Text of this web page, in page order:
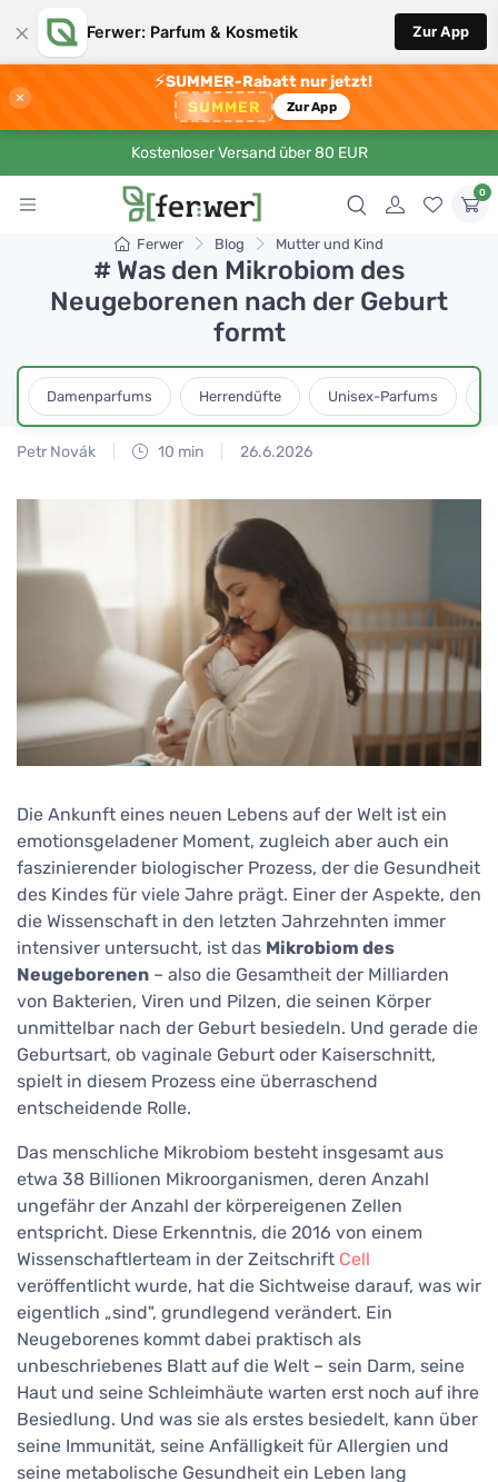
× Ferwer: Parfum & Kosmetik Zur App
×
⚡SUMMER-Rabatt nur jetzt!
SUMMER Zur App
Kostenloser Versand über 80 EUR
0
Ferwer Blog Mutter und Kind
# Was den Mikrobiom des
Neugeborenen nach der Geburt
formt
Damenparfums Herrendüfte Unisex-Parfums
Petr Novák 10 min 26.6.2026
Die Ankunft eines neuen Lebens auf der Welt ist ein
emotionsgeladener Moment, zugleich aber auch ein
faszinierender biologischer Prozess, der die Gesundheit
des Kindes für viele Jahre prägt. Einer der Aspekte, den
die Wissenschaft in den letzten Jahrzehnten immer
intensiver untersucht, ist das Mikrobiom des
Neugeborenen – also die Gesamtheit der Milliarden
von Bakterien, Viren und Pilzen, die seinen Körper
unmittelbar nach der Geburt besiedeln. Und gerade die
Geburtsart, ob vaginale Geburt oder Kaiserschnitt,
spielt in diesem Prozess eine überraschend
entscheidende Rolle.
Das menschliche Mikrobiom besteht insgesamt aus
etwa 38 Billionen Mikroorganismen, deren Anzahl
ungefähr der Anzahl der körpereigenen Zellen
entspricht. Diese Erkenntnis, die 2016 von einem
Wissenschaftlerteam in der Zeitschrift Cell
veröffentlicht wurde, hat die Sichtweise darauf, was wir
eigentlich „sind", grundlegend verändert. Ein
Neugeborenes kommt dabei praktisch als
unbeschriebenes Blatt auf die Welt – sein Darm, seine
Haut und seine Schleimhäute warten erst noch auf ihre
Besiedlung. Und was sie als erstes besiedelt, kann über
seine Immunität, seine Anfälligkeit für Allergien und
seine metabolische Gesundheit ein Leben lang